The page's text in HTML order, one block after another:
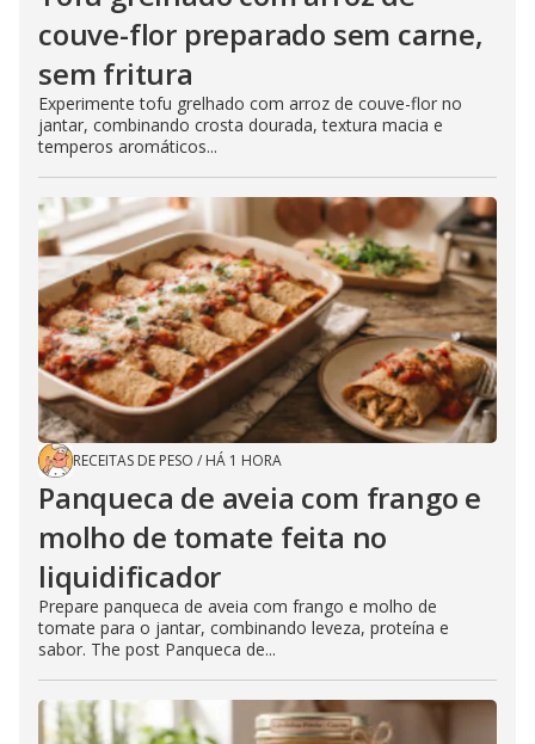
couve-flor preparado sem carne,
sem fritura
Experimente tofu grelhado com arroz de couve-flor no
jantar, combinando crosta dourada, textura macia e
temperos aromáticos...
RECEITAS DE PESO / HÁ 1 HORA
Panqueca de aveia com frango e
molho de tomate feita no
liquidificador
Prepare panqueca de aveia com frango e molho de
tomate para o jantar, combinando leveza, proteína e
sabor. The post Panqueca de...